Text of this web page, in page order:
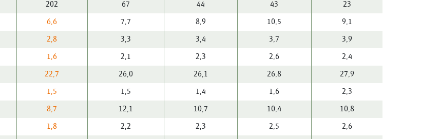
202 67 44 43 23
6,6 7,7 8,9 10,5 9,1
2,8 3,3 3,4 3,7 3,9
1,6 2,1 2,3 2,6 2,4
22,7 26,0 26,1 26,8 27,9
1,5 1,5 1,4 1,6 2,3
8,7 12,1 10,7 10,4 10,8
1,8 2,2 2,3 2,5 2,6